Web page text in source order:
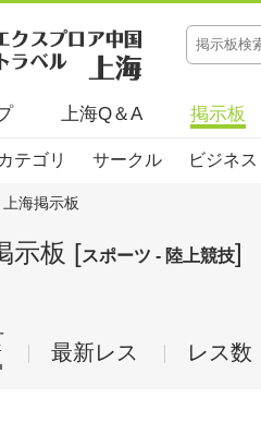
上海Q＆A 掲示板
カテゴリ サークル ビジネス
上海掲示板
示板 [スポーツ - 陸上競技]
最新レス レス数